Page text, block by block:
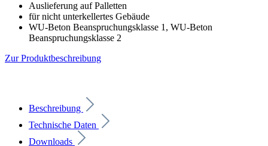
Auslieferung auf Palletten
für nicht unterkellertes Gebäude
WU-Beton Beanspruchungsklasse 1, WU-Beton
Beanspruchungsklasse 2
Zur Produktbeschreibung
Beschreibung
Technische Daten
Downloads